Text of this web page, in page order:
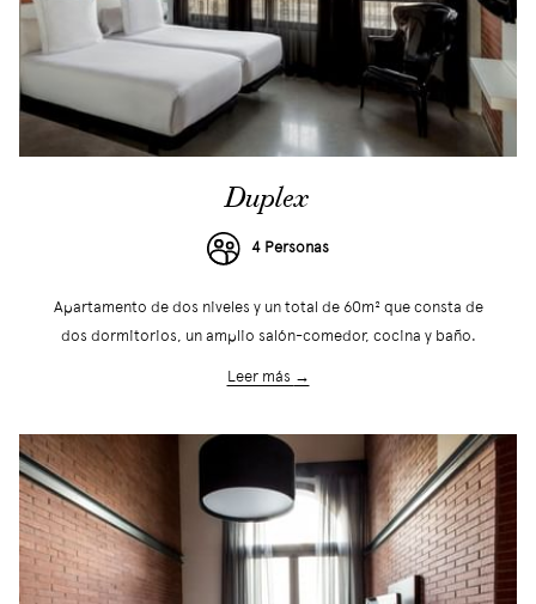
Duplex
4 Personas
Apartamento de dos niveles y un total de 60m² que consta de
dos dormitorios, un amplio salón-comedor, cocina y baño.
Leer más